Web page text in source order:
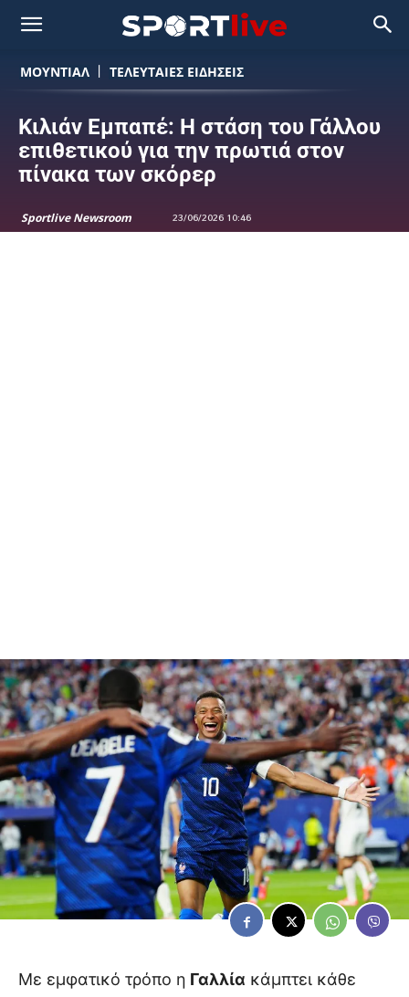
ΜΟΥΝΤΙΆΛ ΤΕΛΕΥΤΑΙΕΣ ΕΙΔΗΣΕΙΣ
Κιλιάν Εμπαπέ: Η στάση του Γάλλου
επιθετικού για την πρωτιά στον
πίνακα των σκόρερ
Sportlive Newsroom 23/06/2026 10:46
Με εμφατικό τρόπο η Γαλλία κάμπτει κάθε